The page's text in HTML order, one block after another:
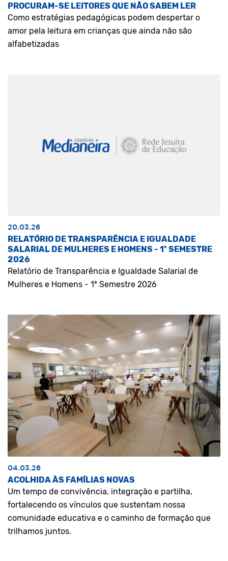
PROCURAM-SE LEITORES QUE NÃO SABEM LER
Como estratégias pedagógicas podem despertar o
amor pela leitura em crianças que ainda não são
alfabetizadas
20.03.26
RELATÓRIO DE TRANSPARÊNCIA E IGUALDADE
SALARIAL DE MULHERES E HOMENS - 1º SEMESTRE
2026
Relatório de Transparência e Igualdade Salarial de
Mulheres e Homens - 1º Semestre 2026
04.03.26
ACOLHIDA ÀS FAMÍLIAS NOVAS
Um tempo de convivência, integração e partilha,
fortalecendo os vínculos que sustentam nossa
comunidade educativa e o caminho de formação que
trilhamos juntos.